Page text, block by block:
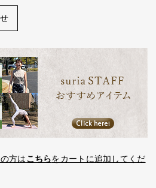
方はこちらをカートに追加してくだ